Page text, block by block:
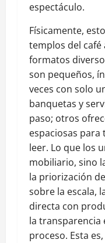
espectáculo.
Físicamente,
templos del café
formatos
son pequeños,
veces con solo
banquetas y
paso; otros
espaciosas para
leer. Lo que los
mobiliario, sino
la priorización
sobre la escala,
directa con
la transparencia
proceso. Esta es,